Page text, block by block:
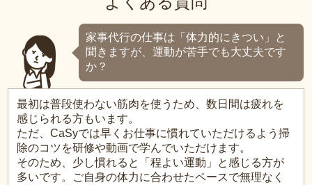
家事代行の仕事は「体力的にきつい」と
聞きますが、運動が苦手でも大丈夫です
か？
最初は普段使わない筋肉を使うため、数日間は疲れを
感じられる方もいます。
ただ、CaSyでは早くお仕事に慣れていただけるよう掃
除のコツを研修や動画で学んでいただけます。
そのため、少し慣れると「程よい運動」と感じる方が
多いです。ご自身の体力に合わせたペースで無理なく